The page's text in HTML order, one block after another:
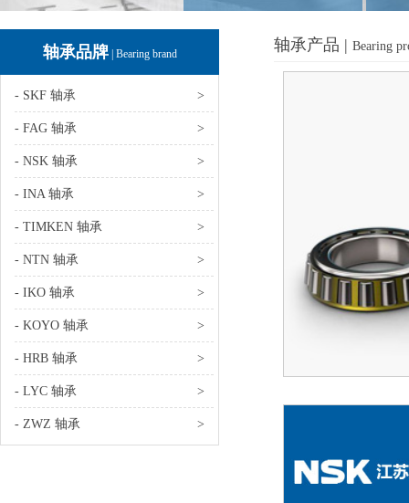
轴承品牌| Bearing brand
- SKF 轴承 >
- FAG 轴承 >
- NSK 轴承 >
- INA 轴承 >
- TIMKEN 轴承 >
- NTN 轴承 >
- IKO 轴承 >
- KOYO 轴承 >
- HRB 轴承 >
- LYC 轴承 >
- ZWZ 轴承 >
轴承产品 | Bearing